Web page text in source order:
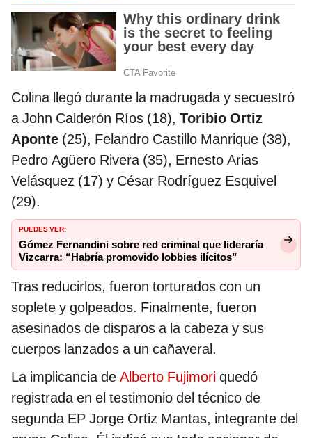
Colina llegó durante la madrugada y secuestró
a John Calderón Ríos (18), Toribio Ortiz
Aponte (25), Felandro Castillo Manrique (38),
Pedro Agüero Rivera (35), Ernesto Arias
Velásquez (17) y César Rodríguez Esquivel
(29).
PUEDES VER:
Gómez Fernandini sobre red criminal que lideraría
Vizcarra: “Habría promovido lobbies ilícitos”
Tras reducirlos, fueron torturados con un
soplete y golpeados. Finalmente, fueron
asesinados de disparos a la cabeza y sus
cuerpos lanzados a un cañaveral.
La implicancia de Alberto Fujimori quedó
registrada en el testimonio del técnico de
segunda EP Jorge Ortiz Mantas, integrante del